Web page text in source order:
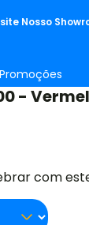
Nosso
Promoções
-
com